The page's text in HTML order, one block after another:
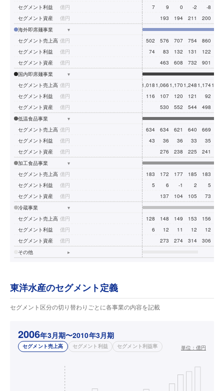
セグメント利益
億円 7 9 0 -2 -8
セグメント資産
億円 193 194 211 200
海外即席麺事業
▾
セグメント売上高 億円 502 576 707 754 860
セグメント利益
億円 74 83 132 131 122
セグメント資産
億円 463 608 732 901
国内即席麺事業
▾
セグメント売上高 億円 1,018 1,066 1,170 1,248 1,174
セグメント利益
億円 116 107 120 121 92
セグメント資産
億円 530 552 544 498
低温食品事業
▾
セグメント売上高 億円 634 634 621 640 669
セグメント利益
億円 43 36 36 33 35
セグメント資産
億円 276 238 225 241
加工食品事業
▾
セグメント売上高 億円 183 172 177 185 183
セグメント利益
億円 5 6 -1 2 5
セグメント資産
億円 137 104 105 73
冷蔵事業
▾
セグメント売上高 億円 128 148 149 153 156
セグメント利益
億円 6 12 11 12 12
セグメント資産
億円 273 274 314 306
その他
▸
東洋水産のセグメント定義
セグメント区分の切り替わりごとに各事業の内容を記載
2006年3月期〜2010年3月期
セグメント売上高 セグメント利益 セグメント利益率 単位： 億円